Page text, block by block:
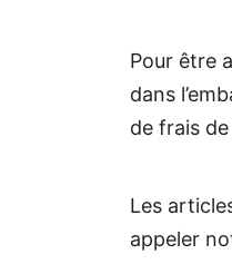
Pour être
dans
de frais
Les
appeler